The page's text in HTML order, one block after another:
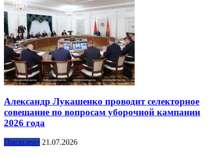
Александр Лукашенко проводит селекторное
совещание по вопросам уборочной кампании
2026 года
Президент 21.07.2026